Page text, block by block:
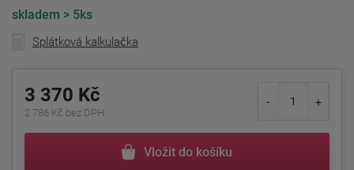
skladem > 5ks
Splátková kalkulačka
3 370 Kč
2 786 Kč bez DPH
Vložit do košíku